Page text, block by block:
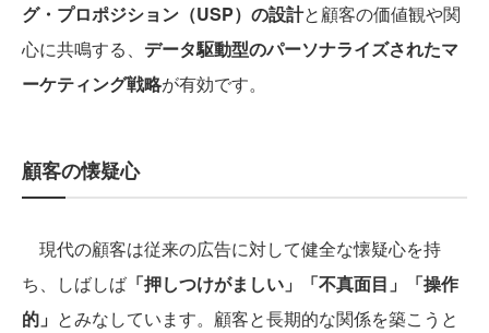
グ・プロポジション（USP）の設計と顧客の価値観や関
心に共鳴する、 データ駆動型のパーソナライズされたマ
ーケティング戦略が有効です。
顧客の懐疑心
現代の顧客は従来の広告に対して健全な懐疑心を持
ち、しばしば 「押しつけがましい」「不真面目」「操作
的」 とみなしています。顧客と長期的な関係を築こうと